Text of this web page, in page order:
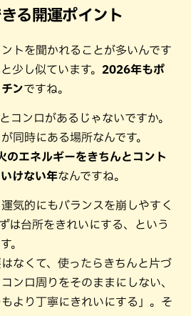
る開運ポイント
トを聞かれることが多いんです
少し似ています。 2026年もポ
ンですね。
コンロがあるじゃないですか。
同時にある場所なんです。
のエネルギーをきちんとコント
けない年なんですね。
気的にもバランスを崩しやすく
は台所をきれいにする、という
。
なくて、使ったらきちんと片づ
ンロ周りをそのままにしない、
より丁寧にきれいにする」。そ